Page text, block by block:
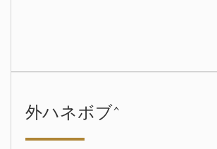
外ハネボブ^